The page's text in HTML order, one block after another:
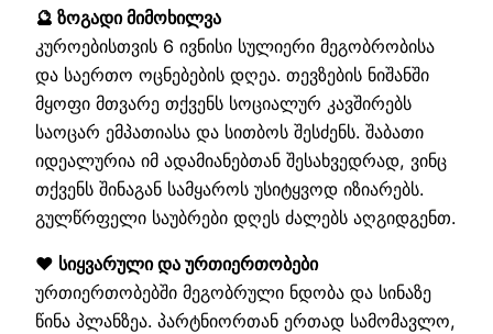
🔮 ზოგადი მიმოხილვა
კუროებისთვის 6 ივნისი სულიერი მეგობრობისა
და საერთო ოცნებების დღეა. თევზების ნიშანში
მყოფი მთვარე თქვენს სოციალურ კავშირებს
საოცარ ემპათიასა და სითბოს შესძენს. შაბათი
იდეალურია იმ ადამიანებთან შესახვედრად, ვინც
თქვენს შინაგან სამყაროს უსიტყვოდ იზიარებს.
გულწრფელი საუბრები დღეს ძალებს აღგიდგენთ.
❤️ სიყვარული და ურთიერთობები
ურთიერთობებში მეგობრული ნდობა და სინაზე
წინა პლანზეა. პარტნიორთან ერთად სამომავლო,